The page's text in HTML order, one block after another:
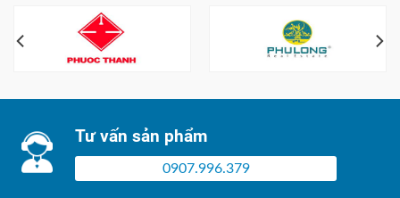
Tư vấn sản phẩm
0907.996.379